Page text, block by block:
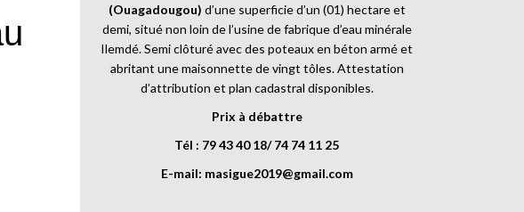
(Ouagadougou) d’une superficie d’un (01) hectare et
demi, situé non loin de l’usine de fabrique d’eau minérale
Ilemdé. Semi clôturé avec des poteaux en béton armé et
abritant une maisonnette de vingt tôles. Attestation
d’attribution et plan cadastral disponibles.
Prix à débattre
Tél : 79 43 40 18/ 74 74 11 25
E-mail: masigue2019@gmail.com